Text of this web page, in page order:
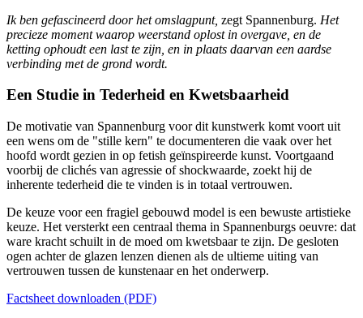
Ik ben gefascineerd door het omslagpunt, zegt Spannenburg. Het
precieze moment waarop weerstand oplost in overgave, en de
ketting ophoudt een last te zijn, en in plaats daarvan een aardse
verbinding met de grond wordt.
Een Studie in Tederheid en Kwetsbaarheid
De motivatie van Spannenburg voor dit kunstwerk komt voort uit
een wens om de "stille kern" te documenteren die vaak over het
hoofd wordt gezien in op fetish geïnspireerde kunst. Voortgaand
voorbij de clichés van agressie of shockwaarde, zoekt hij de
inherente tederheid die te vinden is in totaal vertrouwen.
De keuze voor een fragiel gebouwd model is een bewuste artistieke
keuze. Het versterkt een centraal thema in Spannenburgs oeuvre: dat
ware kracht schuilt in de moed om kwetsbaar te zijn. De gesloten
ogen achter de glazen lenzen dienen als de ultieme uiting van
vertrouwen tussen de kunstenaar en het onderwerp.
Factsheet downloaden (PDF)